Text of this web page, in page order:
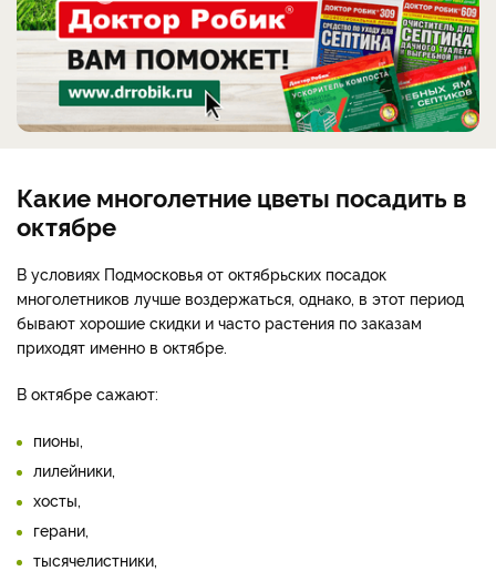
Какие многолетние цветы посадить в
октябре
В условиях Подмосковья от октябрьских посадок
многолетников лучше воздержаться, однако, в этот период
бывают хорошие скидки и часто растения по заказам
приходят именно в октябре.
В октябре сажают:
пионы,
лилейники,
хосты,
герани,
тысячелистники,